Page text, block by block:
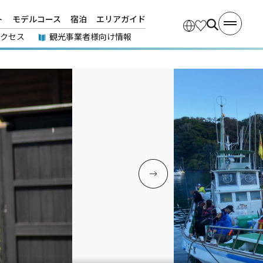
モデルコース 宿泊
エリアガイド
セス
観光事業者様向け情報